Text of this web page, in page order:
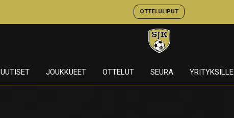
OTTELULIPUT
UUTISET JOUKKUEET OTTELUT SEURA YRITYKSILLE